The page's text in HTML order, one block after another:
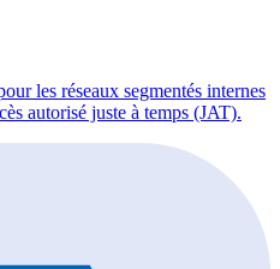
les réseaux segmentés internes
autorisé juste à temps (JAT).